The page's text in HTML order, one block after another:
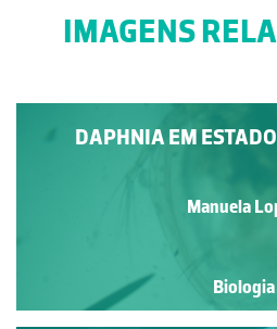
IMAGENS
DAPHNIA EM
Manuela
Biologia